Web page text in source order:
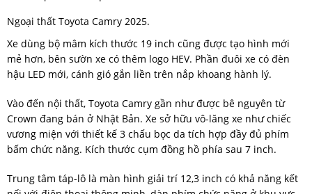
Ngoại thất Toyota Camry 2025.
Xe dùng bộ mâm kích thước 19 inch cũng được tạo hình mới
mẻ hơn, bên sườn xe có thêm logo HEV. Phần đuôi xe có đèn
hậu LED mới, cánh gió gắn liền trên nắp khoang hành lý.
Vào đến nội thất, Toyota Camry gần như được bê nguyên từ
Crown đang bán ở Nhật Bản. Xe sở hữu vô-lăng xe như chiếc
vương miện với thiết kế 3 chấu bọc da tích hợp đầy đủ phím
bấm chức năng. Kích thước cụm đồng hồ phía sau 7 inch.
Trung tâm táp-lô là màn hình giải trí 12,3 inch có khả năng kết